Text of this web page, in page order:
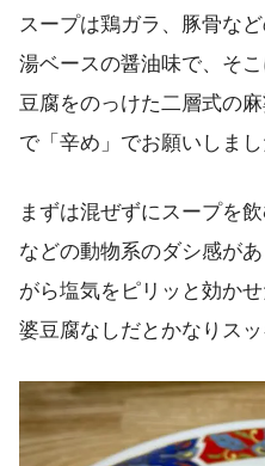
スープは鶏ガラ、豚骨な
湯ベースの醤油味で、そ
豆腐をのっけた二層式の
で「辛め」でお願いしまし
まずは混ぜずにスープを
などの動物系のダシ感が
がら塩気をピリッと効か
婆豆腐なしだとかなりス